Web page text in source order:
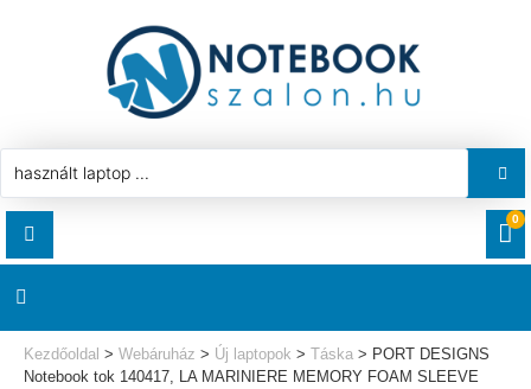
LETÖLTÉSEK
0
HASZNÁLT LAPTOP
AKCIÓ
Kezdőoldal > Webáruház > Új laptopok > Táska > PORT DESIGNS
Notebook tok 140417, LA MARINIERE MEMORY FOAM SLEEVE